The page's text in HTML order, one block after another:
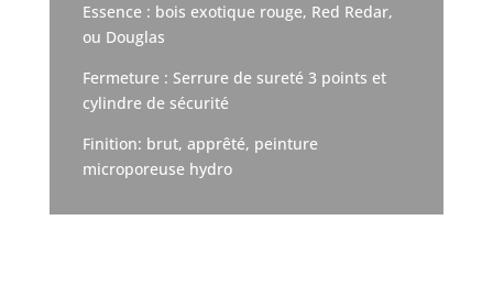
Essence : bois exotique rouge, Red Redar,
ou Douglas
Fermeture : Serrure de sureté 3 points et
cylindre de sécurité
Finition: brut, apprêté, peinture
microporeuse hydro